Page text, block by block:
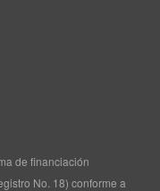
de financiación
No. 18) conforme a